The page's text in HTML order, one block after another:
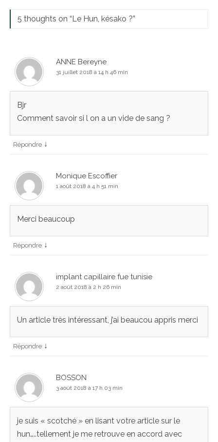
5 thoughts on “ Le Hun, késako ?”
ANNE Bereyne
31 juillet 2018 à 14 h 46 min
Bjr
Comment savoir si l on a un vide de sang ?
Répondre ↓
Monique Escoffier
1 août 2018 à 4 h 51 min
Merci beaucoup
Répondre ↓
implant capillaire fue tunisie
2 août 2018 à 2 h 26 min
Un article très intéressant, j’ai beaucou appris merci
Répondre ↓
BOSSON
3 août 2018 à 17 h 03 min
je suis « scotché » en lisant votre article sur le
hun…..tellement je me retrouve en accord avec